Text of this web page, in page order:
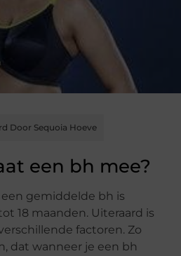
Door Sequoia Hoeve
een bh mee?
gemiddelde bh is
18 maanden. Uiteraard is
factoren. Zo
dat wanneer je een bh